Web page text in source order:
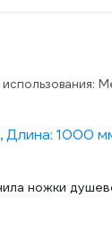
1000
ножки